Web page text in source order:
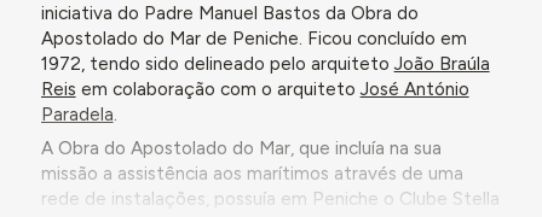
iniciativa do Padre Manuel Bastos da Obra do
Apostolado do Mar de Peniche. Ficou concluído em
1972, tendo sido delineado pelo arquitetoJoão Braúla
Reis em colaboração com o arquitetoJosé António
Paradela.
A Obra do Apostolado do Mar, que incluía na sua
missão a assistência aos marítimos através de uma
rede de instalações, possuía em Peniche o Clube Stella